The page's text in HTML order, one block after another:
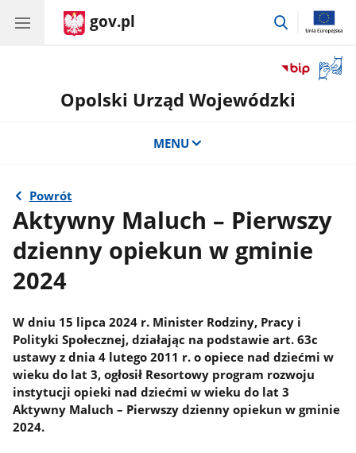
gov.pl
przejdź
okno
Opolski Urząd Wojewódzki
MENU
Powrót
Aktywny Maluch – Pierwszy
dzienny opiekun w gminie
2024
W dniu 15 lipca 2024 r. Minister Rodziny, Pracy i
Polityki Społecznej, działając na podstawie art. 63c
ustawy z dnia 4 lutego 2011 r. o opiece nad dziećmi w
wieku do lat 3, ogłosił Resortowy program rozwoju
instytucji opieki nad dziećmi w wieku do lat 3
Aktywny Maluch – Pierwszy dzienny opiekun w gminie
2024.